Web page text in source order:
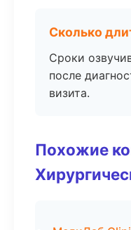
Сколько
Сроки
после
визита.
Похожие